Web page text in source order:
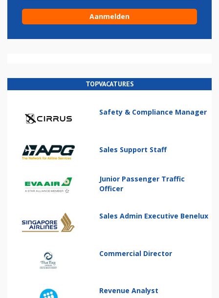
TOPVACATURES
Safety & Compliance Manager
Sales Support Staff
Junior Passenger Traffic
Officer
Sales Admin Executive Benelux
Commercial Director
Revenue Analyst